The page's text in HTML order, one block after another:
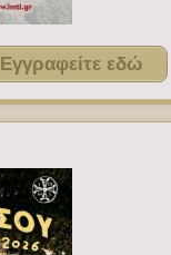
Εγγραφείτε εδώ